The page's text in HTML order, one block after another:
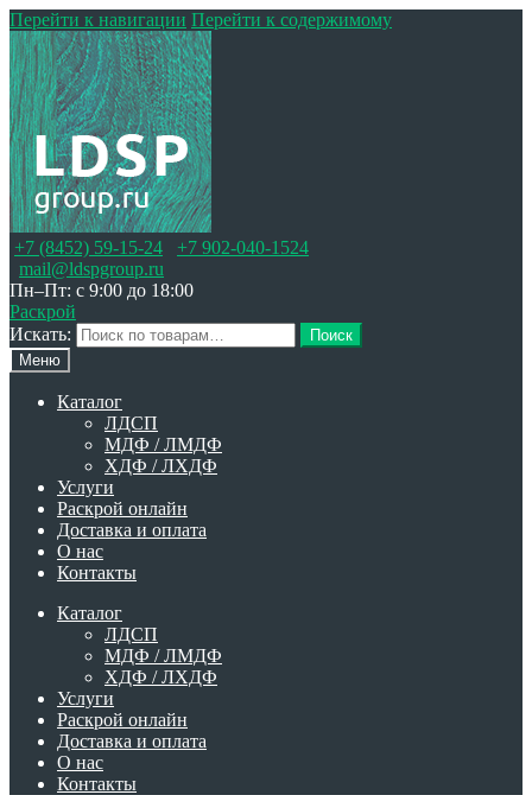
Перейти к навигации Перейти к содержимому
+7 (8452) 59-15-24
+7 902-040-1524
mail@ldspgroup.ru
Пн–Пт: с 9:00 до 18:00
Раскрой
Искать:
Поиск
Меню
Каталог
ЛДСП
МДФ / ЛМДФ
ХДФ / ЛХДФ
Услуги
Раскрой онлайн
Доставка и оплата
О нас
Контакты
Каталог
ЛДСП
МДФ / ЛМДФ
ХДФ / ЛХДФ
Услуги
Раскрой онлайн
Доставка и оплата
О нас
Контакты